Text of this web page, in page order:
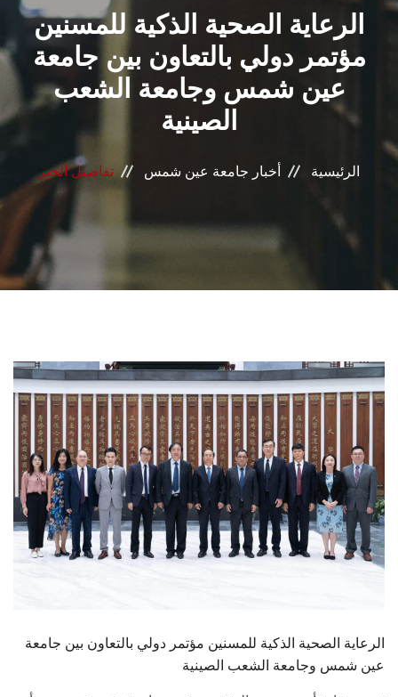
الشئون الأكاديمية
البحث العلمي
الرعاية الصحية
المراكز والوحدات
الأنظمة الذكية
الإعلام
الطلاب
هيئة التدريس
الدراسات العليا
الخريجين
الموظفون
سجل الان
الرعاية الصحية الذكية للمسنين
مؤتمر دولي بالتعاون بين جامعة
عين شمس وجامعة الشعب
الصينية
الرئيسية أخبار جامعة عين شمس تفاصيل الخبر
الرعاية الصحية الذكية للمسنين مؤتمر دولي بالتعاون بين جامعة
عين شمس وجامعة الشعب الصينية